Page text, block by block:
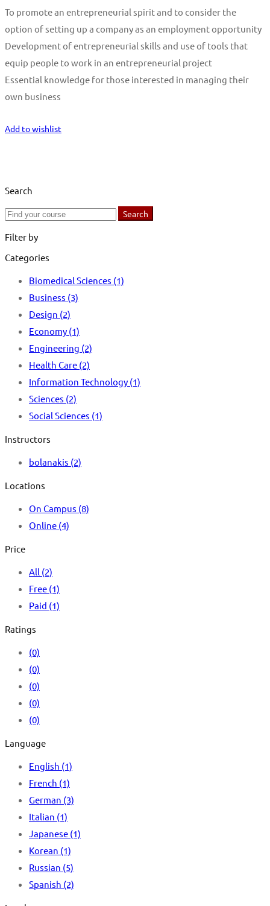
To promote an entrepreneurial spirit and to consider the
option of setting up a company as an employment opportunity
Development of entrepreneurial skills and use of tools that
equip people to work in an entrepreneurial project
Essential knowledge for those interested in managing their
own business
Add to wishlist
Search
Search
Search
Filter by
Categories
Biomedical Sciences (1)
Business (3)
Design (2)
Economy (1)
Engineering (2)
Health Care (2)
Information Technology (1)
Sciences (2)
Social Sciences (1)
Instructors
bolanakis (2)
Locations
On Campus (8)
Online (4)
Price
All (2)
Free (1)
Paid (1)
Ratings
(0)
(0)
(0)
(0)
(0)
Language
English (1)
French (1)
German (3)
Italian (1)
Japanese (1)
Korean (1)
Russian (5)
Spanish (2)